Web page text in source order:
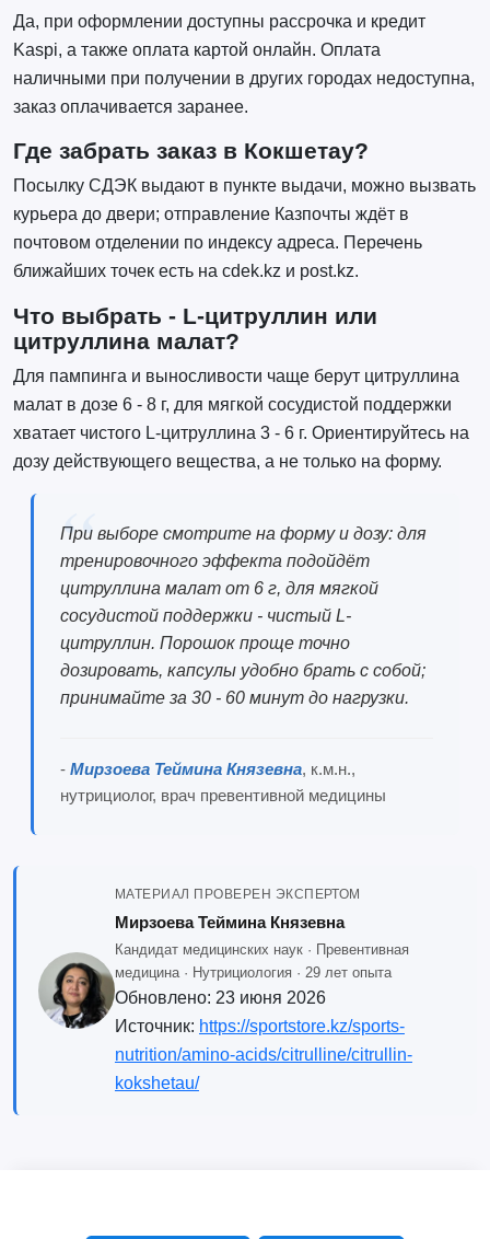
Да, при оформлении доступны рассрочка и кредит
Kaspi, а также оплата картой онлайн. Оплата
наличными при получении в других городах недоступна,
заказ оплачивается заранее.
Где забрать заказ в Кокшетау?
Посылку СДЭК выдают в пункте выдачи, можно вызвать
курьера до двери; отправление Казпочты ждёт в
почтовом отделении по индексу адреса. Перечень
ближайших точек есть на cdek.kz и post.kz.
Что выбрать - L-цитруллин или
цитруллина малат?
Для пампинга и выносливости чаще берут цитруллина
малат в дозе 6 - 8 г, для мягкой сосудистой поддержки
хватает чистого L-цитруллина 3 - 6 г. Ориентируйтесь на
дозу действующего вещества, а не только на форму.
При выборе смотрите на форму и дозу: для
тренировочного эффекта подойдёт
цитруллина малат от 6 г, для мягкой
сосудистой поддержки - чистый L-
цитруллин. Порошок проще точно
дозировать, капсулы удобно брать с собой;
принимайте за 30 - 60 минут до нагрузки.
- Мирзоева Теймина Князевна, к.м.н.,
нутрициолог, врач превентивной медицины
МАТЕРИАЛ ПРОВЕРЕН ЭКСПЕРТОМ
Мирзоева Теймина Князевна
Кандидат медицинских наук · Превентивная
медицина · Нутрициология · 29 лет опыта
Обновлено: 23 июня 2026
Источник: https://sportstore.kz/sports-
nutrition/amino-acids/citrulline/citrullin-
kokshetau/